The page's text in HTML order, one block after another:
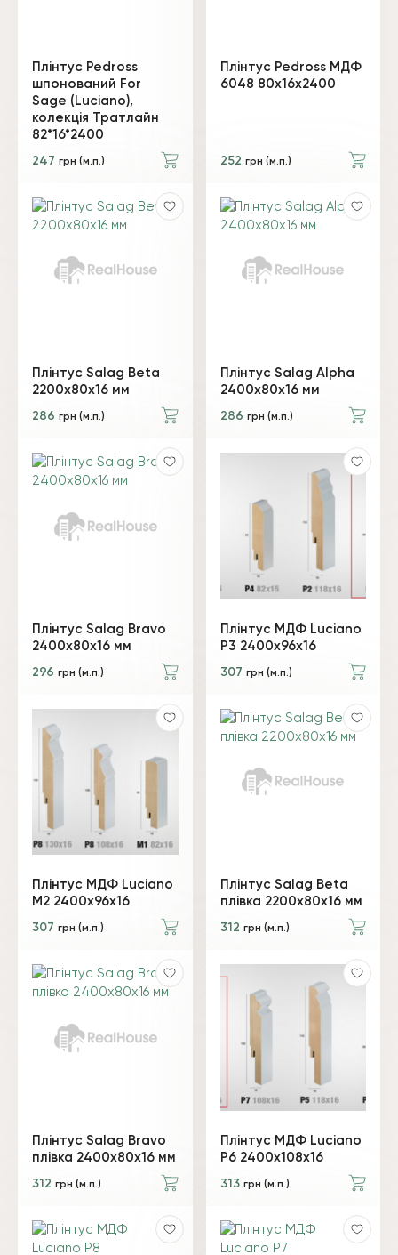
Плінтус Pedross
шпонований For
Sage (Luciano),
колекція Тратлайн
82*16*2400
247 грн (м.п.)
Плінтус Pedross МДФ
6048 80х16x2400
252 грн (м.п.)
Плінтус Salag Beta
2200х80х16 мм
286 грн (м.п.)
Плінтус Salag Alpha
2400х80х16 мм
286 грн (м.п.)
Плінтус Salag Bravo
2400х80х16 мм
296 грн (м.п.)
Плінтус МДФ Luciano
P3 2400х96х16
307 грн (м.п.)
Плінтус МДФ Luciano
М2 2400х96х16
307 грн (м.п.)
Плінтус Salag Beta
плівка 2200х80х16 мм
312 грн (м.п.)
Плінтус Salag Bravo
плівка 2400х80х16 мм
312 грн (м.п.)
Плінтус МДФ Luciano
P6 2400х108х16
313 грн (м.п.)